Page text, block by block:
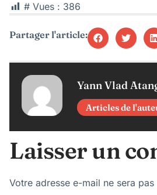
# Vues : 386
Partager l'article:
Yann Vlad
Articles de
Laisser un
Votre adresse e-mail ne sera pas